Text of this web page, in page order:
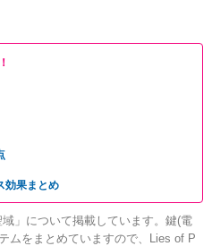
効果まとめ
」について掲載しています。鍵(電
ムをまとめていますので、Lies of P